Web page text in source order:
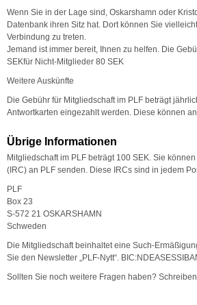
Wenn Sie in der Lage sind, Oskarshamn oder
Datenbank ihren Sitz hat. Dort können Sie
Verbindung zu treten.
Jemand ist immer bereit, Ihnen zu helfen. Die
SEKfür Nicht-Mitglieder 80 SEK
Weitere Auskünfte
Die Gebühr für Mitgliedschaft im PLF beträgt
Antwortkarten eingezahlt werden. Diese können
Übrige Informationen
Mitgliedschaft im PLF beträgt 100 SEK. Sie
(IRC) an PLF senden. Diese IRCs sind in jedem
PLF
Box 23
S-572 21 OSKARSHAMN
Schweden
Die Mitgliedschaft beinhaltet eine Such-
Sie den Newsletter „PLF-Nytt“.
Sollten Sie noch weitere Fragen haben?